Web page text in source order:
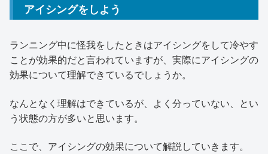
アイシングをしよう
ランニング中に怪我をしたときはアイシングをして冷やす
ことが効果的だと言われていますが、実際にアイシングの
効果について理解できているでしょうか。
なんとなく理解はできているが、よく分っていない、とい
う状態の方が多いと思います。
ここで、アイシングの効果について解説していきます。